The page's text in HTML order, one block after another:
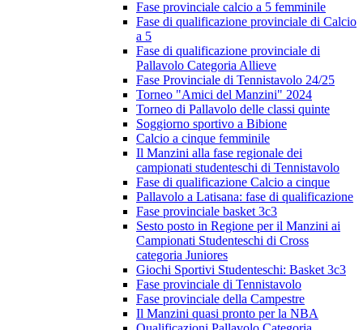
Fase provinciale calcio a 5 femminile
Fase di qualificazione provinciale di Calcio
a 5
Fase di qualificazione provinciale di
Pallavolo Categoria Allieve
Fase Provinciale di Tennistavolo 24/25
Torneo "Amici del Manzini" 2024
Torneo di Pallavolo delle classi quinte
Soggiorno sportivo a Bibione
Calcio a cinque femminile
Il Manzini alla fase regionale dei
campionati studenteschi di Tennistavolo
Fase di qualificazione Calcio a cinque
Pallavolo a Latisana: fase di qualificazione
Fase provinciale basket 3c3
Sesto posto in Regione per il Manzini ai
Campionati Studenteschi di Cross
categoria Juniores
Giochi Sportivi Studenteschi: Basket 3c3
Fase provinciale di Tennistavolo
Fase provinciale della Campestre
Il Manzini quasi pronto per la NBA